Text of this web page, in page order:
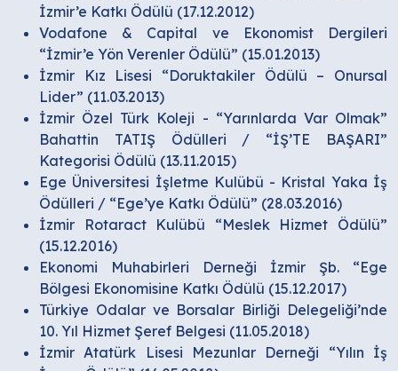
İzmir’e Katkı Ödülü (17.12.2012)
Vodafone & Capital ve Ekonomist Dergileri
“İzmir’e Yön Verenler Ödülü” (15.01.2013)
İzmir Kız Lisesi “Doruktakiler Ödülü – Onursal
Lider” (11.03.2013)
İzmir Özel Türk Koleji - “Yarınlarda Var Olmak”
Bahattin TATIŞ Ödülleri / “İŞ’TE BAŞARI”
Kategorisi Ödülü (13.11.2015)
Ege Üniversitesi İşletme Kulübü - Kristal Yaka İş
Ödülleri / “Ege’ye Katkı Ödülü” (28.03.2016)
İzmir Rotaract Kulübü “Meslek Hizmet Ödülü”
(15.12.2016)
Ekonomi Muhabirleri Derneği İzmir Şb. “Ege
Bölgesi Ekonomisine Katkı Ödülü (15.12.2017)
Türkiye Odalar ve Borsalar Birliği Delegeliği’nde
10. Yıl Hizmet Şeref Belgesi (11.05.2018)
İzmir Atatürk Lisesi Mezunlar Derneği “Yılın İş